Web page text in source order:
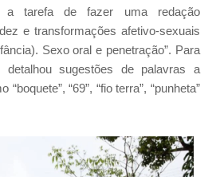
a tarefa de fazer uma redação
e transformações afetivo-sexuais
Sexo oral e penetração”. Para
sugestões de palavras a
“69”, “fio terra”, “punheta”